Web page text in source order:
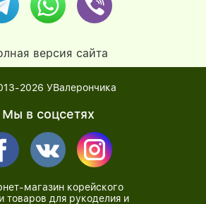
версия сайта
2026 УВалерончика
Мы в соцсетях
магазин корейского
товаров для рукоделия и